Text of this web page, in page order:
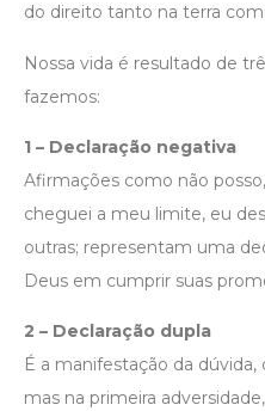
do direito tanto na terra
Nossa vida é resultado de
fazemos:
1 – Declaração negativa
Afirmações como não
cheguei a meu limite, eu
outras; representam uma
Deus em cumprir suas
2 – Declaração dupla
É a manifestação da
mas na primeira